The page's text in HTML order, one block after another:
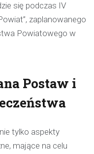
się podczas IV
zaplanowanego
Powiatowego w
Postaw i
tylko aspekty
mające na celu